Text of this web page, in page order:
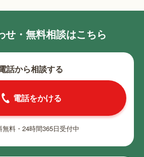
せ・無料相談はこちら
話から相談する
電話をかける
無料・24時間365日受付中